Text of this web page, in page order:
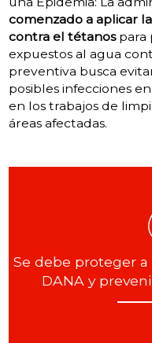
comenzado a aplicar
contra el tétanospara
expuestos al agua
preventiva busca
posibles infecciones
en los trabajos de
áreas afectadas.
Se debe proteger a
DANA y